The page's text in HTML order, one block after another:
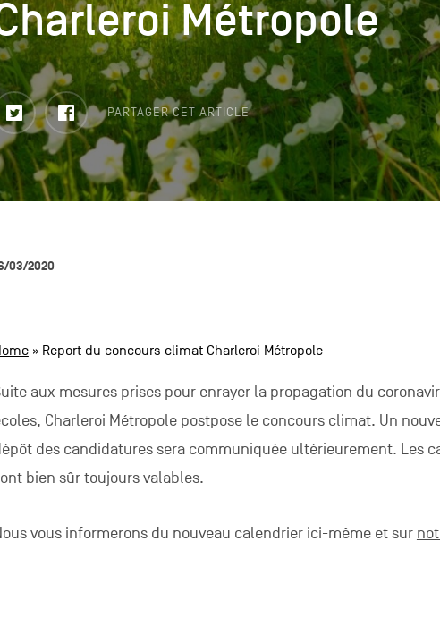
Métropole
PARTAGER CET ARTICLE
Twitter Facebook
Métropole
03/2020
» Report du concours climat Charleroi Métropole
aux mesures prises pour enrayer la propagation du
Charleroi Métropole postpose le concours climat. Un
des candidatures sera communiquée ultérieurement. Les
bien sûr toujours valables.
vous informerons du nouveau calendrier ici-même et sur